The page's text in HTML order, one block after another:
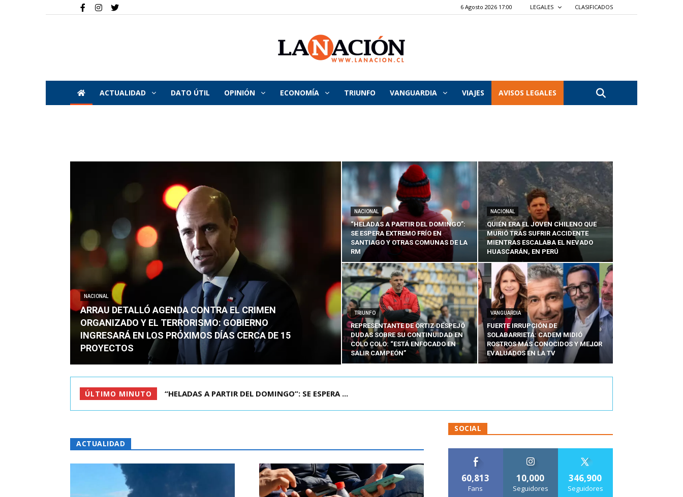
6 Agosto 2026 17:00 LEGALES CLASIFICADOS
La
Nación
ACTUALIDAD DATO ÚTIL OPINIÓN ECONOMÍA TRIUNFO VANGUARDIA VIAJES AVISOS LEGALES
NACIONAL
ARRAU DETALLÓ AGENDA CONTRA EL CRIMEN
ORGANIZADO Y EL TERRORISMO: GOBIERNO
INGRESARÁ EN LOS PRÓXIMOS DÍAS CERCA DE 15
PROYECTOS
NACIONAL
“HELADAS A PARTIR DEL DOMINGO”:
SE ESPERA EXTREMO FRÍO EN
SANTIAGO Y OTRAS COMUNAS DE LA
RM
NACIONAL
QUIÉN ERA EL JOVEN CHILENO QUE
MURIÓ TRAS SUFRIR ACCIDENTE
MIENTRAS ESCALABA EL NEVADO
HUASCARÁN, EN PERÚ
TRIUNFO
REPRESENTANTE DE ORTIZ DESPEJÓ
DUDAS SOBRE SU CONTINUIDAD EN
COLO COLO: “ESTÁ ENFOCADO EN
SALIR CAMPEÓN”
VANGUARDIA
FUERTE IRRUPCIÓN DE
SOLABARRIETA: CADEM MIDIÓ
ROSTROS MÁS CONOCIDOS Y MEJOR
EVALUADOS EN LA TV
ÚLTIMO MINUTO QUIÉN ERA EL JOVEN CHILENO QUE MURIÓ TRAS SUFRIR ACCID...
ACTUALIDAD
SOCIAL
60,813
Fans
10,000
Seguidores
346,900
Seguidores